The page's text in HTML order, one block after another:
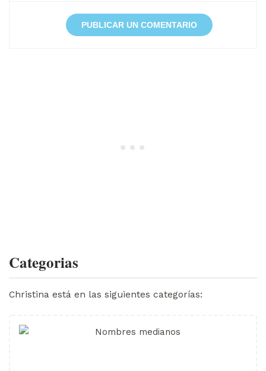
Categorias
Christina está en las siguientes categorías: